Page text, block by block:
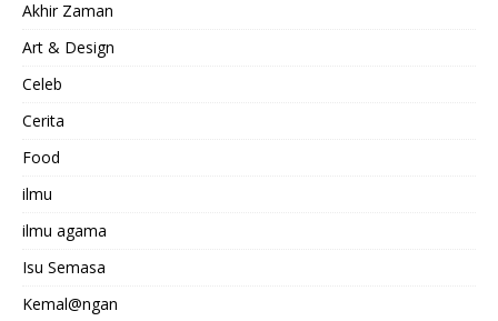
Akhir Zaman
Art & Design
Celeb
Cerita
Food
ilmu
ilmu agama
Isu Semasa
Kemal@ngan